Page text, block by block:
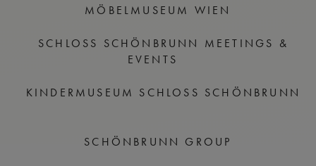
MÖBELMUSEUM WIEN
SCHLOSS SCHÖNBRUNN MEETINGS &
EVENTS
KINDERMUSEUM SCHLOSS SCHÖNBRUNN
SCHÖNBRUNN GROUP